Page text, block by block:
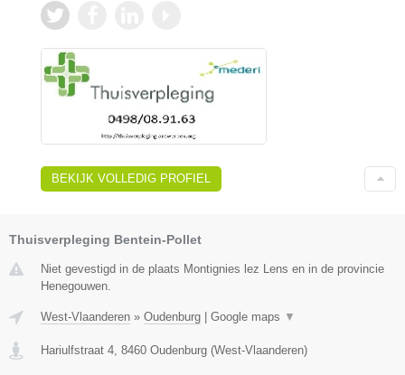
BEKIJK VOLLEDIG PROFIEL
Thuisverpleging Bentein-Pollet
Niet gevestigd in de plaats Montignies lez Lens en in de provincie
Henegouwen.
West-Vlaanderen » Oudenburg | Google maps ▼
Hariulfstraat 4 8460 Oudenburg (West-Vlaanderen)